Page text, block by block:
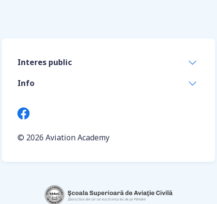
Interes public
Info
© 2026 Aviation Academy